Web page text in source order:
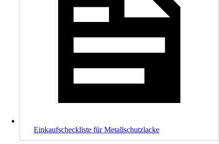
Einkaufscheckliste für Metallschutzlacke